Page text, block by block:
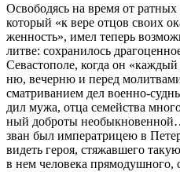
Осво­бо­дясь на вре­мя от
ко­то­рый «к ве­ре от­цов сво­их
жен­ность», имел те­перь
лит­ве: со­хра­ни­лось
Се­ва­сто­по­ле, ко­гда он
ню, ве­чер­ню и пе­ред
смат­ри­ва­ни­ем дел во­ен­но-
дил му­жа, от­ца се­мей­ства
ный доб­ро­ты
зван был им­пе­ра­три­цею в
ви­деть ге­роя, стя­жав­ше­го
в нем че­ло­ве­ка пря­мо­душ­но­го,